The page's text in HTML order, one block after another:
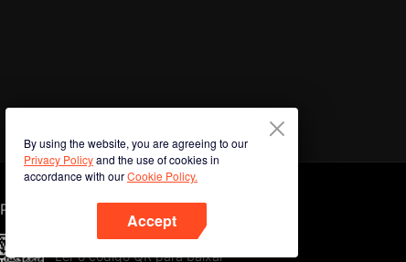
By using the website, you are agreeing to our
Privacy Policyand the use of cookies in
accordance with ourCookie Policy.
Accept
Phone
Ler o código QR para baixar